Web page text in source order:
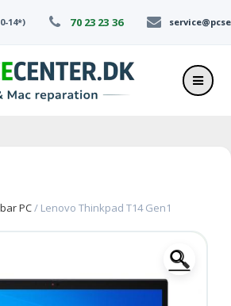
to
14*) 70 23 23 36
PC/ Lenovo Thinkpad T14 Gen1
🔍